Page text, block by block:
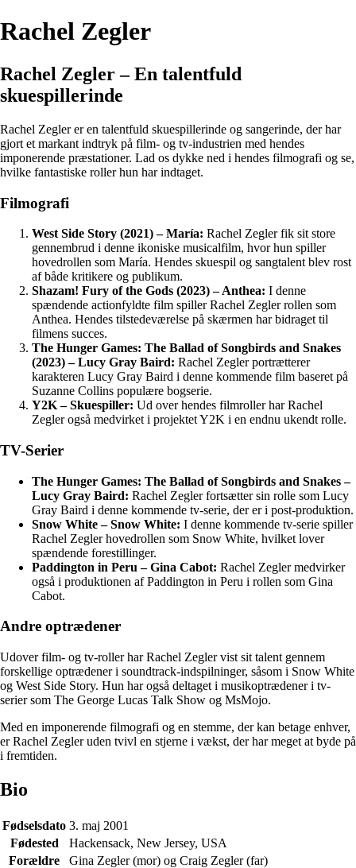
Rachel Zegler
Rachel Zegler – En talentfuld
skuespillerinde
Rachel Zegler er en talentfuld skuespillerinde og sangerinde, der har
gjort et markant indtryk på film- og tv-industrien med hendes
imponerende præstationer. Lad os dykke ned i hendes filmografi og se,
hvilke fantastiske roller hun har indtaget.
Filmografi
West Side Story (2021) – María: Rachel Zegler fik sit store
gennembrud i denne ikoniske musicalfilm, hvor hun spiller
hovedrollen som María. Hendes skuespil og sangtalent blev rost
af både kritikere og publikum.
Shazam! Fury of the Gods (2023) – Anthea: I denne
spændende actionfyldte film spiller Rachel Zegler rollen som
Anthea. Hendes tilstedeværelse på skærmen har bidraget til
filmens succes.
The Hunger Games: The Ballad of Songbirds and Snakes
(2023) – Lucy Gray Baird: Rachel Zegler portrætterer
karakteren Lucy Gray Baird i denne kommende film baseret på
Suzanne Collins populære bogserie.
Y2K – Skuespiller: Ud over hendes filmroller har Rachel
Zegler også medvirket i projektet Y2K i en endnu ukendt rolle.
TV-Serier
The Hunger Games: The Ballad of Songbirds and Snakes –
Lucy Gray Baird: Rachel Zegler fortsætter sin rolle som Lucy
Gray Baird i denne kommende tv-serie, der er i post-produktion.
Snow White – Snow White: I denne kommende tv-serie spiller
Rachel Zegler hovedrollen som Snow White, hvilket lover
spændende forestillinger.
Paddington in Peru – Gina Cabot: Rachel Zegler medvirker
også i produktionen af Paddington in Peru i rollen som Gina
Cabot.
Andre optrædener
Udover film- og tv-roller har Rachel Zegler vist sit talent gennem
forskellige optrædener i soundtrack-indspilninger, såsom i Snow White
og West Side Story. Hun har også deltaget i musikoptrædener i tv-
serier som The George Lucas Talk Show og MsMojo.
Med en imponerende filmografi og en stemme, der kan betage enhver,
er Rachel Zegler uden tvivl en stjerne i vækst, der har meget at byde på
i fremtiden.
Bio
Fødselsdato 3. maj 2001
Fødested
Hackensack, New Jersey, USA
Forældre
Gina Zegler (mor) og Craig Zegler (far)